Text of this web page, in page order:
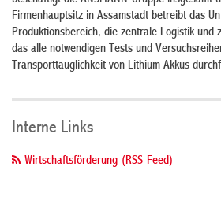
Firmenhauptsitz in Assamstadt betreibt das
Produktionsbereich, die zentrale Logistik und
das alle notwendigen Tests und
Transporttauglichkeit von Lithium Akkus
Interne Links
Wirtschaftsförderung (RSS-Feed)